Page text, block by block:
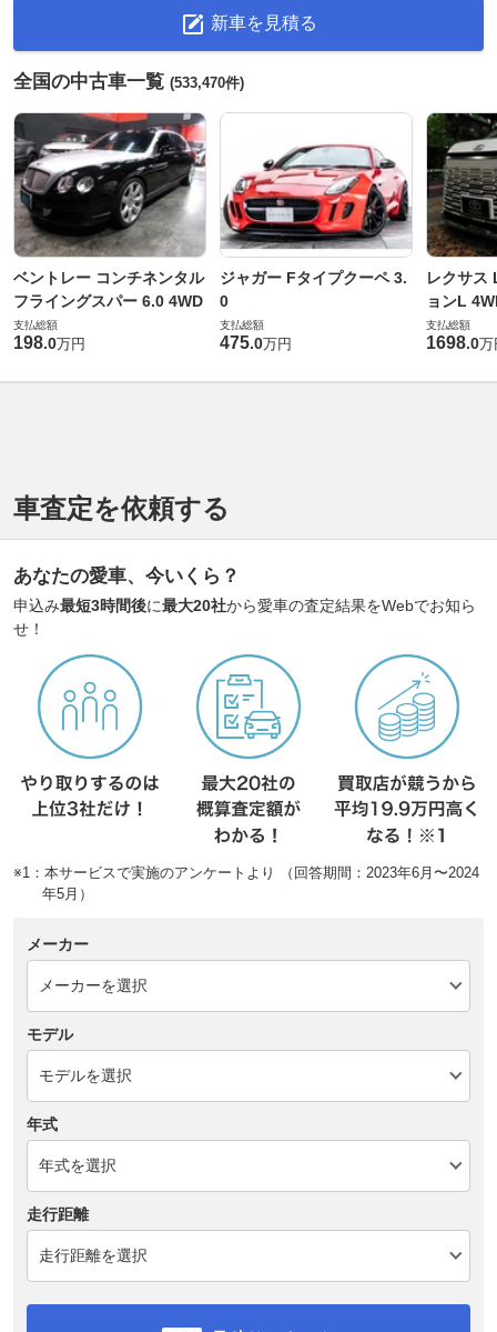
新車を見積る
全国の中古車一覧 (533,470件)
ベントレー コンチネンタル
フライングスパー 6.0 4WD
支払総額
198.0万円
ジャガー Fタイプクーペ 3.
0
支払総額
475.0万円
レクサス
ョンL
支払総額
1698.0万
車査定を依頼する
あなたの愛車、今いくら？
申込み最短3時間後に最大20社から愛車の査定結果をWebでお知ら
せ！
※1：本サービスで実施のアンケートより （回答期間：2023年6月〜2024
年5月）
メーカー
モデル
年式
走行距離